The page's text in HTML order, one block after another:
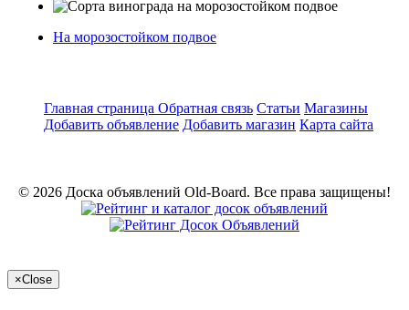
На морозостойком подвое
Главная страница Обратная связь Статьи Магазины
Добавить объявление Добавить магазин Карта сайта
© 2026 Доска объявлений Old-Board. Все права защищены!
×Close